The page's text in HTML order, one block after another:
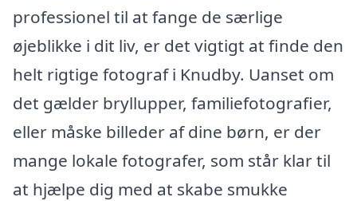
professionel til at fange de særlige
øjeblikke i dit liv, er det vigtigt at finde den
helt rigtige fotograf i Knudby. Uanset om
det gælder bryllupper, familiefotografier,
eller måske billeder af dine børn, er der
mange lokale fotografer, som står klar til
at hjælpe dig med at skabe smukke